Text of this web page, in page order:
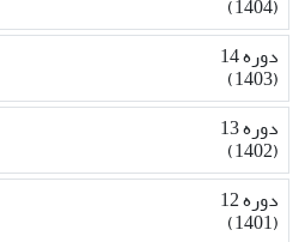
دوره 14
(1403)
دوره 13
(1402)
دوره 12
(1401)